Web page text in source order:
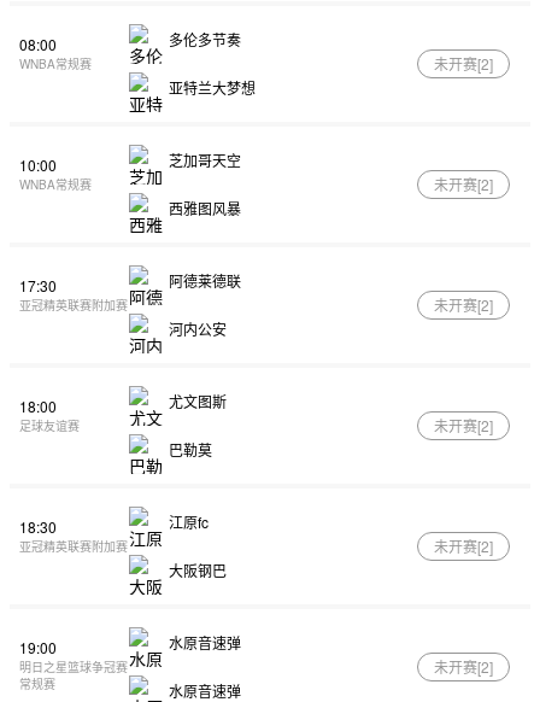
08:00
WNBA常规赛
多伦多节奏
亚特兰大梦想
未开赛[2]
10:00
WNBA常规赛
芝加哥天空
西雅图风暴
未开赛[2]
17:30
亚冠精英联赛附加赛
阿德莱德联
河内公安
未开赛[2]
18:00
足球友谊赛
尤文图斯
巴勒莫
未开赛[2]
18:30
亚冠精英联赛附加赛
江原fc
大阪钢巴
未开赛[2]
19:00
明日之星篮球争冠赛
常规赛
水原音速弹
水原音速弹
未开赛[2]